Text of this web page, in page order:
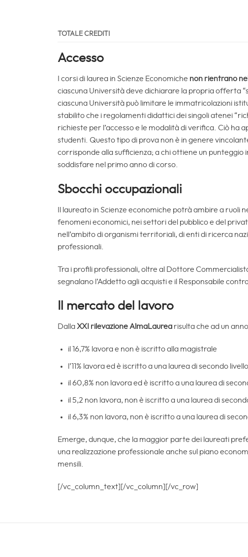
TOTALE CREDITI
Accesso
I corsi di laurea in Scienze Economiche non rientrano
ciascuna Università deve dichiarare la propria offerta
ciascuna Università può limitare le immatricolazioni
stabilito che i regolamenti didattici dei singoli atenei
richieste per l’accesso e le modalità di verifica. Ciò ha
studenti. Questo tipo di prova non è in genere
corrisponde alla sufficienza; a chi ottiene un
soddisfare nel primo anno di corso.
Sbocchi occupazionali
Il laureato in Scienze economiche potrà ambire a ruoli
fenomeni economici, nei settori del pubblico e del
nell’ambito di organismi territoriali, di enti di ricerca
professionali.
Tra i profili professionali, oltre al Dottore
segnalano l’Addetto agli acquisti e il Responsabile
Il mercato del lavoro
Dalla XXI rilevazione AlmaLaurea risulta che ad un
il 16,7% lavora e non è iscritto alla magistrale
l’11% lavora ed è iscritto a una laurea di secondo livello
il 60,8% non lavora ed è iscritto a una laurea di
il 5,2 non lavora, non è iscritto a una laurea di
il 6,3% non lavora, non è iscritto a una laurea di
Emerge, dunque, che la maggior parte dei laureati
una realizzazione professionale anche sul piano
mensili.
[/vc_column_text][/vc_column][/vc_row]